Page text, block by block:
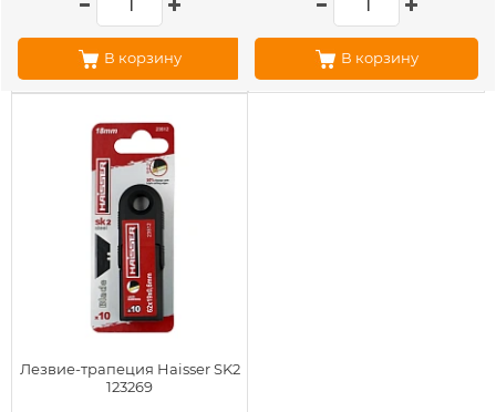
В корзину В корзину
Лезвие-трапеция Haisser SK2
123269